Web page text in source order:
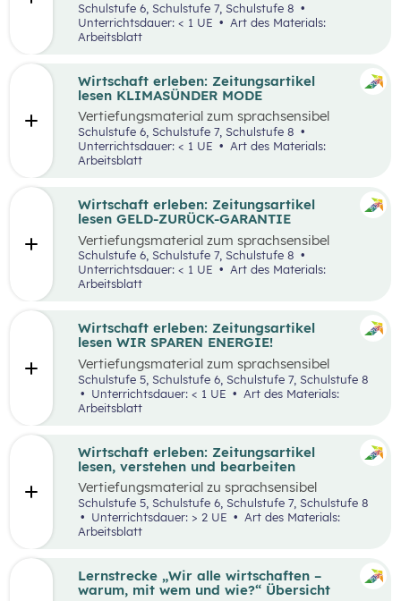
aufbereiteten Zeitungsartikel “Will keiner
arbeiten?”.
Schulstufe 6, Schulstufe 7, Schulstufe 8
Unterrichtsdauer: < 1 UE
Arbeitsblatt
Wirtschaft erleben: Zeitungsartikel
lesen KLIMASÜNDER MODE
Vertiefungsmaterial zum sprachsensibel
aufbereiteten Zeitungsartikel “Klimasünder
Mode”.
Schulstufe 6, Schulstufe 7, Schulstufe 8
Unterrichtsdauer: < 1 UE
Arbeitsblatt
Wirtschaft erleben: Zeitungsartikel
lesen GELD-ZURÜCK-GARANTIE
Vertiefungsmaterial zum sprachsensibel
aufbereiteten Zeitungsartikel “Reich werden
mit Geld-zurück-Garantie?”.
Schulstufe 6, Schulstufe 7, Schulstufe 8
Unterrichtsdauer: < 1 UE
Art des Materials:
Arbeitsblatt
Wirtschaft erleben: Zeitungsartikel
lesen WIR SPAREN ENERGIE!
Vertiefungsmaterial zum sprachsensibel
aufbereiteten Zeitungsartikel “Wir sparen
Energie”.
Schulstufe 5, Schulstufe 6, Schulstufe 7, Schulstufe 8
Unterrichtsdauer: < 1 UE
Arbeitsblatt
Wirtschaft erleben: Zeitungsartikel
lesen, verstehen und bearbeiten
Vertiefungsmaterial zu sprachsensibel
aufbereiteten Zeitungsartikeln.
Schulstufe 5, Schulstufe 6, Schulstufe 7, Schulstufe 8
Unterrichtsdauer: > 2 UE
Art des Materials:
Arbeitsblatt
Lernstrecke „Wir alle wirtschaften –
warum, mit wem und wie?“ Übersicht